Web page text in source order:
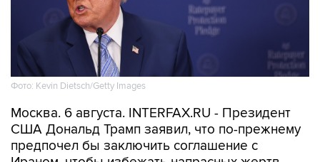
Фото: Kevin Dietsch/Getty Images
Москва. 6 августа. INTERFAX.RU - Президент
США Дональд Трамп заявил, что по-прежнему
предпочел бы заключить соглашение с